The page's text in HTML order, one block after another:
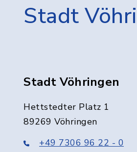
Stadt
Stadt Vöhringen
Hettstedter Platz 1
89269 Vöhringen
+49 7306 96 22 - 0